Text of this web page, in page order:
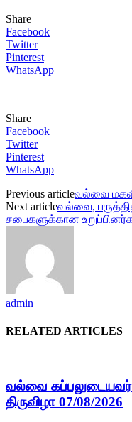
Share
Facebook
Twitter
Pinterest
WhatsApp
Share
Facebook
Twitter
Pinterest
WhatsApp
Previous articleவல்வை
Next articleவல்வை,
சபைகளுக்கான
admin
RELATED ARTICLES
வல்வை கப்பலுடையவர்
திருவிழா 07/08/2026